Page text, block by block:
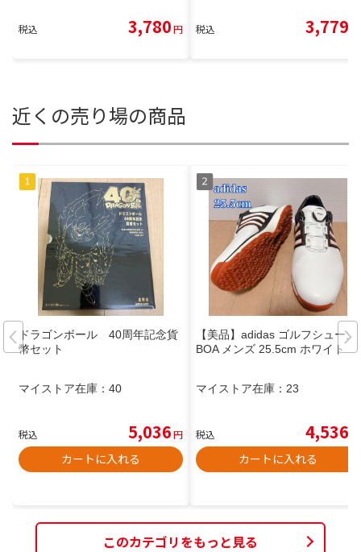
税込 3,780円 税込 3,779
近くの売り場の商品
ドラゴンボール 40周年記念貨
幣セット
マイストア在庫： 40
税込 5,036円
カートに入れる
【美品】adidas ゴルフシューズ
BOA メンズ 25.5cm ホワイト
マイストア在庫： 23
税込 4,536
カートに入れる
このカテゴリをもっと見る